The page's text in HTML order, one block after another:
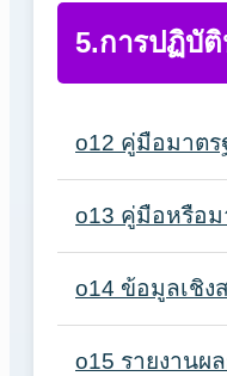
5.การปฏิบั
o12 คู่มือมาต
o13 คู่มือหรือม
o14 ข้อมูลเชิง
o15 รายงานผ